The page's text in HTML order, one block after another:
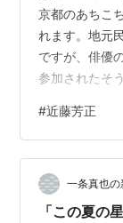
京都のあちこ
れます。地元
ですが、俳優
参加されたそ
が？とお思い
ら結婚されて
ルメ番組など
#近藤芳正
一条真也
「この夏の